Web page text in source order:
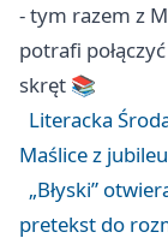
- tym razem z
potrafi
skręt 📚
Literacka
Maślice z
„Błyski”
pretekst do